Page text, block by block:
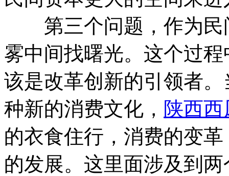
第三个问题，作为民
雾中间找曙光。这个过
该是改革创新的引领者
种新的消费文化， 陕西
的衣食住行，消费的变
的发展。 这里面涉及到